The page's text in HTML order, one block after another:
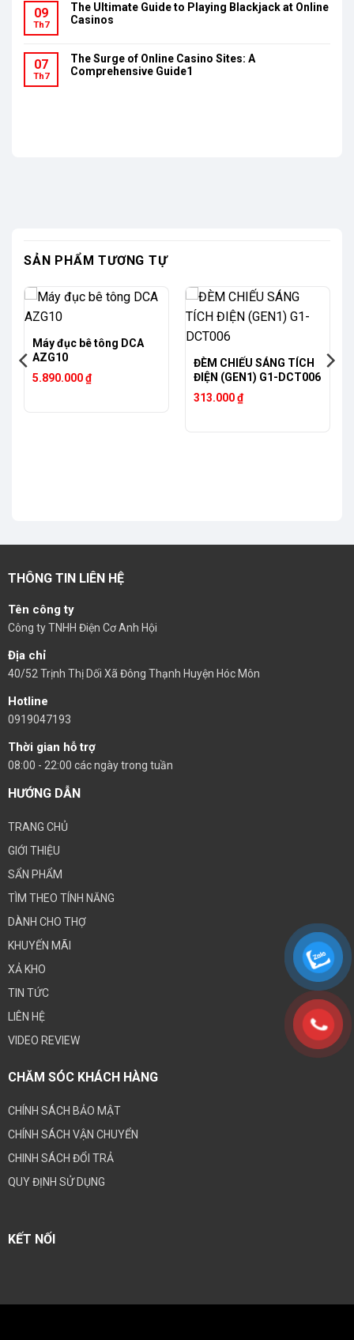
09
Th7
The Ultimate Guide to Playing Blackjack at Online
Casinos
07
Th7
The Surge of Online Casino Sites: A
Comprehensive Guide1
SẢN PHẨM TƯƠNG TỰ
Máy đục bê tông DCA
AZG10
5.890.000₫
ĐÈM CHIẾU SÁNG TÍCH
ĐIỆN (GEN1) G1-DCT006
313.000₫
THÔNG TIN LIÊN HỆ
Tên công ty
Công ty TNHH Điện Cơ Anh Hội
Địa chỉ
40/52 Trịnh Thị Dối Xã Đông Thạnh Huyện Hóc Môn
Hotline
0919047193
Thời gian hỗ trợ
08:00 - 22:00 các ngày trong tuần
HƯỚNG DẪN
TRANG CHỦ
GIỚI THIỆU
SẨN PHẨM
TÌM THEO TÍNH NĂNG
DÀNH CHO THỢ
KHUYẾN MÃI
XẢ KHO
TIN TỨC
LIÊN HỆ
VIDEO REVIEW
CHĂM SÓC KHÁCH HÀNG
CHÍNH SÁCH BẢO MẬT
CHÍNH SÁCH VẬN CHUYỂN
CHINH SÁCH ĐỔI TRẢ
QUY ĐỊNH SỬ DỤNG
KẾT NỐI